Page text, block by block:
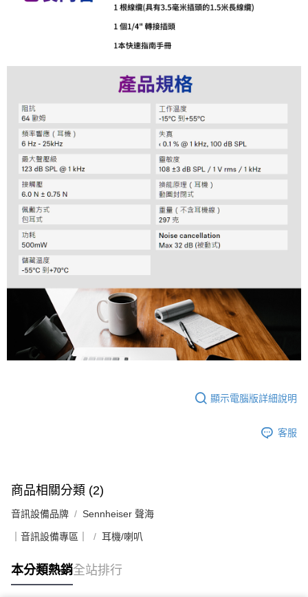
顯示電腦版詳細說明
客服
商品相關分類 (2)
音訊設備品牌 Sennheiser 聲海
｜音訊設備專區｜ 耳機/喇叭
本分類熱銷全站排行